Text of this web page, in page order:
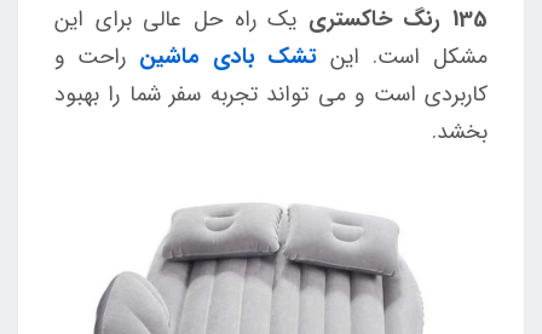
135 رنگ خاکستری
یک راه حل عالی برای این
مشکل است. این تشک بادی ماشین راحت و
کاربردی است و می تواند تجربه سفر شما را بهبود
بخشد.